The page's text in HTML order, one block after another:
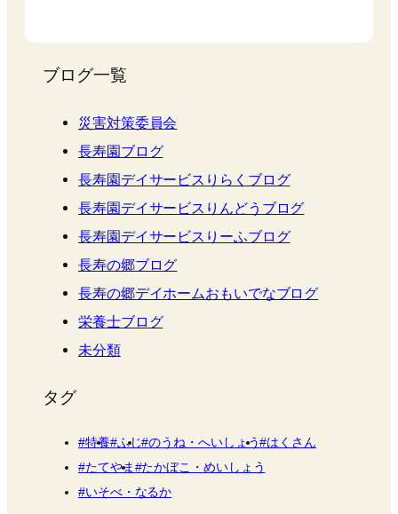
ブログ一覧
災害対策委員会
長寿園ブログ
長寿園デイサービスりらくブログ
長寿園デイサービスりんどうブログ
長寿園デイサービスりーふブログ
長寿の郷ブログ
長寿の郷デイホームおもいでなブログ
栄養士ブログ
未分類
タグ
特養 ふじ のうね・へいしょう はくさん
たてやま
たかぼこ・めいしょう
いそべ・なるか